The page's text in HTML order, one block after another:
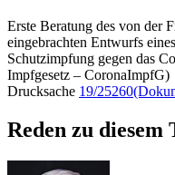
Erste Beratung des von der
eingebrachten Entwurfs
Schutzimpfung gegen das
Impfgesetz – CoronaImpfG)
Drucksache 19/25260
Reden zu diesem